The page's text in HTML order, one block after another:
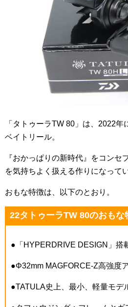
「タトゥーラTW 80」は、2022年
ベイトリール。
『おかっぱりの新時代』をコンセ
を気持ちよく扱える作りになって
おもな特徴は、以下のとおり。
22タトゥーラTW 80のおもな
●「HYPERDRIVE DESIGN」搭
●Φ32mm MAGFORCE-Z高強度
●TATULA史上、最小、軽量モデ